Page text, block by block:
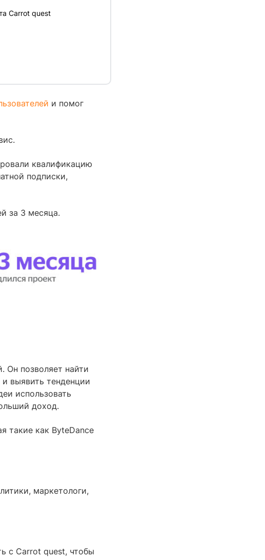
Carrot quest
и помог
квалификацию
подписки,
за 3 месяца.
Он позволяет найти
выявить тенденции
использовать
доход.
такие как ByteDance
маркетологи,
с Carrot quest, чтобы